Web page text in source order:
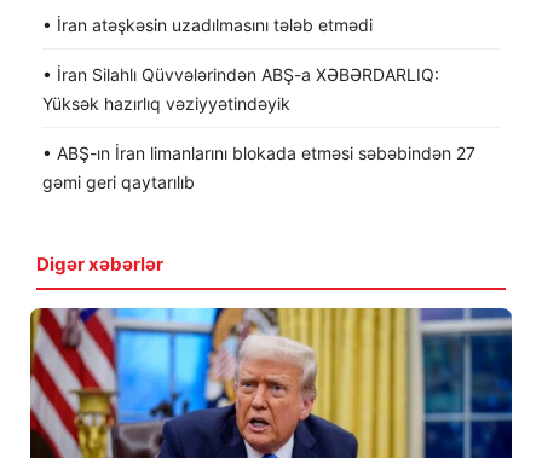
• İran atəşkəsin uzadılmasını tələb etmədi
• İran Silahlı Qüvvələrindən ABŞ-a XƏBƏRDARLIQ:
Yüksək hazırlıq vəziyyətindəyik
• ABŞ-ın İran limanlarını blokada etməsi səbəbindən 27
gəmi geri qaytarılıb
Digər xəbərlər